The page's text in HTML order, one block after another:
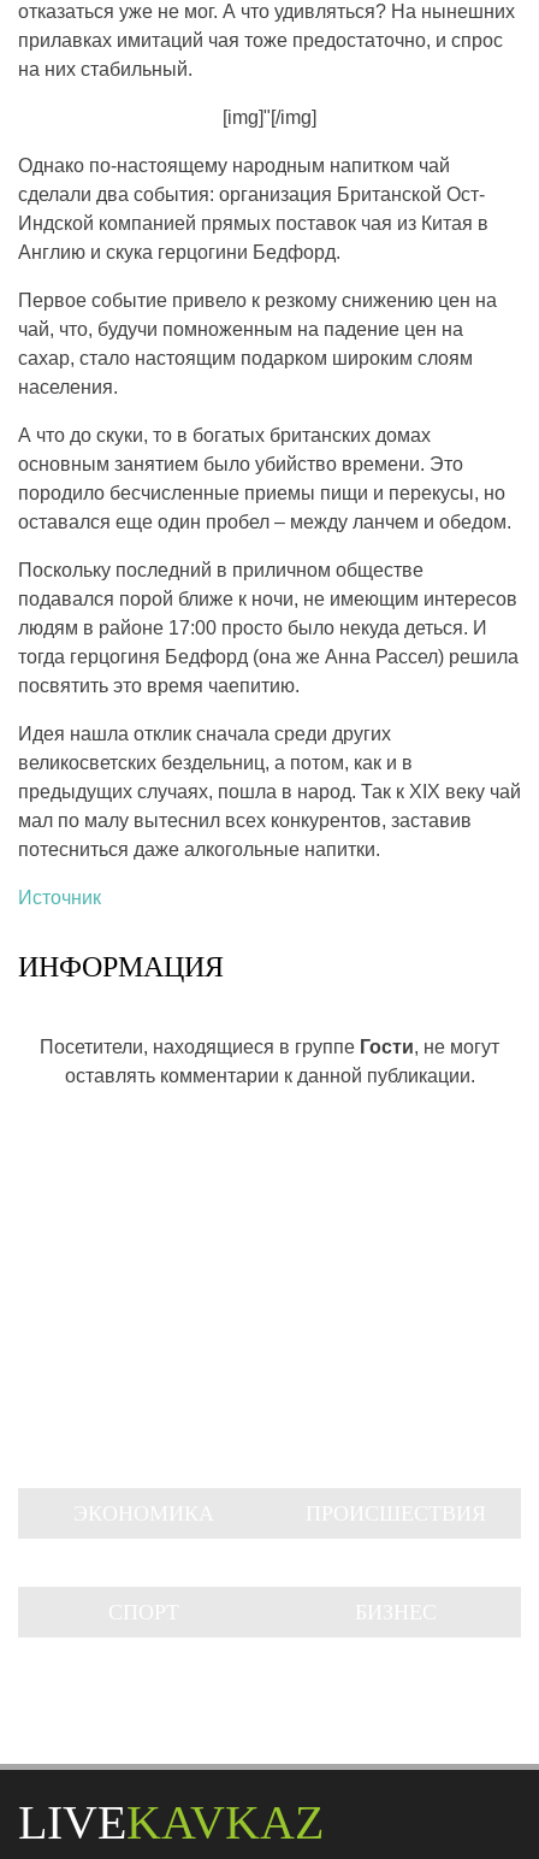
отказаться уже не мог. А что удивляться? На нынешних
прилавках имитаций чая тоже предостаточно, и спрос
на них стабильный.
[img]"[/img]
Однако по-настоящему народным напитком чай
сделали два события: организация Британской Ост-
Индской компанией прямых поставок чая из Китая в
Англию и скука герцогини Бедфорд.
Первое событие привело к резкому снижению цен на
чай, что, будучи помноженным на падение цен на
сахар, стало настоящим подарком широким слоям
населения.
А что до скуки, то в богатых британских домах
основным занятием было убийство времени. Это
породило бесчисленные приемы пищи и перекусы, но
оставался еще один пробел – между ланчем и обедом.
Поскольку последний в приличном обществе
подавался порой ближе к ночи, не имеющим интересов
людям в районе 17:00 просто было некуда деться. И
тогда герцогиня Бедфорд (она же Анна Рассел) решила
посвятить это время чаепитию.
Идея нашла отклик сначала среди других
великосветских бездельниц, а потом, как и в
предыдущих случаях, пошла в народ. Так к XIX веку чай
мал по малу вытеснил всех конкурентов, заставив
потесниться даже алкогольные напитки.
Источник
ИНФОРМАЦИЯ
Посетители, находящиеся в группе Гости, не могут
оставлять комментарии к данной публикации.
LIVEKAVKAZ